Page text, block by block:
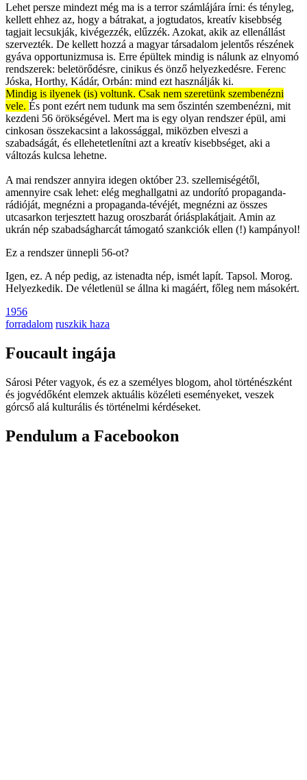
Lehet persze mindezt még ma is a terror számlájára írni: és tényleg,
kellett ehhez az, hogy a bátrakat, a jogtudatos, kreatív kisebbség
tagjait lecsukják, kivégezzék, elűzzék. Azokat, akik az ellenállást
szervezték. De kellett hozzá a magyar társadalom jelentős részének
gyáva opportunizmusa is. Erre épültek mindig is nálunk az elnyomó
rendszerek: beletörődésre, cinikus és önző helyezkedésre. Ferenc
Jóska, Horthy, Kádár, Orbán: mind ezt használják ki.
Mindig is ilyenek (is) voltunk. Csak nem szeretünk szembenézni
vele. És pont ezért nem tudunk ma sem őszintén szembenézni, mit
kezdeni 56 örökségével. Mert ma is egy olyan rendszer épül, ami
cinkosan összekacsint a lakossággal, miközben elveszi a
szabadságát, és ellehetetlenítni azt a kreatív kisebbséget, aki a
változás kulcsa lehetne.
A mai rendszer annyira idegen október 23. szellemiségétől,
amennyire csak lehet: elég meghallgatni az undorító propaganda-
rádióját, megnézni a propaganda-tévéjét, megnézni az összes
utcasarkon terjesztett hazug oroszbarát óriásplakátjait. Amin az
ukrán nép szabadságharcát támogató szankciók ellen (!) kampányol!
Ez a rendszer ünnepli 56-ot?
Igen, ez. A nép pedig, az istenadta nép, ismét lapít. Tapsol. Morog.
Helyezkedik. De véletlenül se állna ki magáért, főleg nem másokért.
1956
forradalom ruszkik haza
Foucault ingája
Sárosi Péter vagyok, és ez a személyes blogom, ahol történészként
és jogvédőként elemzek aktuális közéleti eseményeket, veszek
górcső alá kulturális és történelmi kérdéseket.
Pendulum a Facebookon